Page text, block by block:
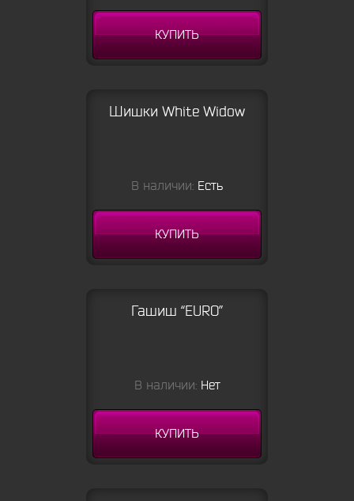
КУПИТЬ
Шишки White Widow
В наличии: Есть
КУПИТЬ
Гашиш “EURO”
В наличии: Нет
КУПИТЬ